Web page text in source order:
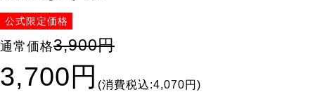
公式限定価格
通常価格3,900円
3,700円 (消費税込:4,070円)